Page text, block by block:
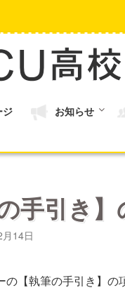
ジ お知らせ
の手引き
14日
の【執筆の手引き】の